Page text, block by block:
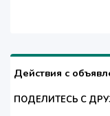
Действия с
ПОДЕЛИТЕСЬ С